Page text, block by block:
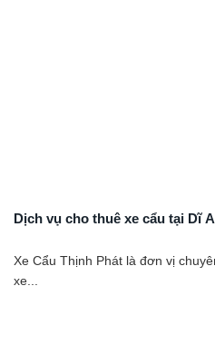
Dịch vụ cho thuê xe cẩu tại Dĩ
Xe Cẩu Thịnh Phát là đơn vị
xe...